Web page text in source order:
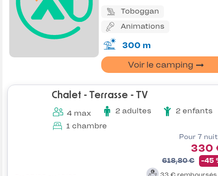
Toboggan
Animations
300 m
Voir le camping
Chalet - Terrasse - TV
4 max 2 adultes
2 enfants
1 chambre
Pour 7
330
618,80 € -45